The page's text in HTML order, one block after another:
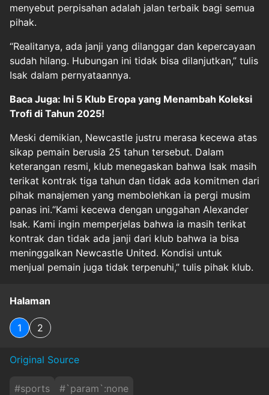
menyebut perpisahan adalah jalan terbaik bagi semua
pihak.
“Realitanya, ada janji yang dilanggar dan kepercayaan
sudah hilang. Hubungan ini tidak bisa dilanjutkan,” tulis
Isak dalam pernyataannya.
Baca Juga: Ini 5 Klub Eropa yang Menambah Koleksi
Trofi di Tahun 2025!
Meski demikian, Newcastle justru merasa kecewa atas
sikap pemain berusia 25 tahun tersebut. Dalam
keterangan resmi, klub menegaskan bahwa Isak masih
terikat kontrak tiga tahun dan tidak ada komitmen dari
pihak manajemen yang membolehkan ia pergi musim
panas ini.“Kami kecewa dengan unggahan Alexander
Isak. Kami ingin memperjelas bahwa ia masih terikat
kontrak dan tidak ada janji dari klub bahwa ia bisa
meninggalkan Newcastle United. Kondisi untuk
menjual pemain juga tidak terpenuhi,” tulis pihak klub.
Halaman
1 2
Original Source
#sports #`param`:none